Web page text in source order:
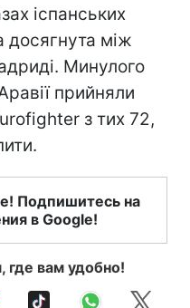
іспанських
досягнута між
Минулого
прийняли
з тих 72,
Подпишитесь на
в Google!
где вам удобно!